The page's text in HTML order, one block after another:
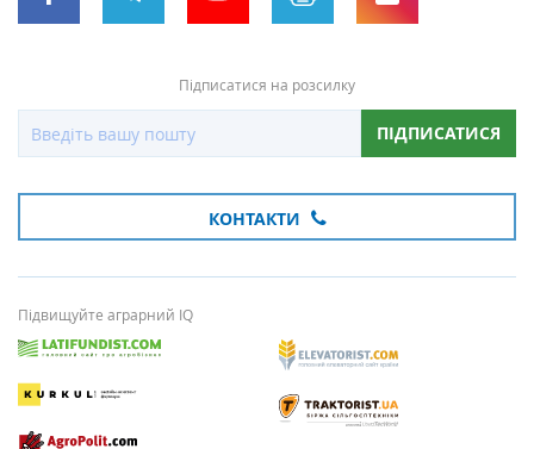
Підписатися на розсилку
ПІДПИСАТИСЯ
КОНТАКТИ
Підвищуйте аграрний IQ